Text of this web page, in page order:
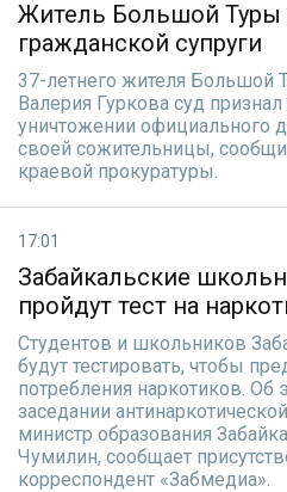
Житель Большой Туры
гражданской супруги
37-летнего жителя Большой
Валерия Гуркова суд
уничтожении официального
своей сожительницы,
краевой прокуратуры.
17:01
Забайкальские
пройдут тест на
Студентов и школьников
будут тестировать, чтобы
потребления наркотиков. Об
заседании
министр образования
Чумилин, сообщает
корреспондент «Забмедиа».